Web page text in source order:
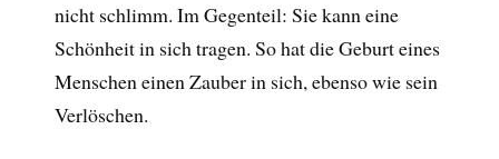
nicht schlimm. Im Gegenteil: Sie kann eine
Schönheit in sich tragen. So hat die Geburt eines
Menschen einen Zauber in sich, ebenso wie sein
Verlöschen.